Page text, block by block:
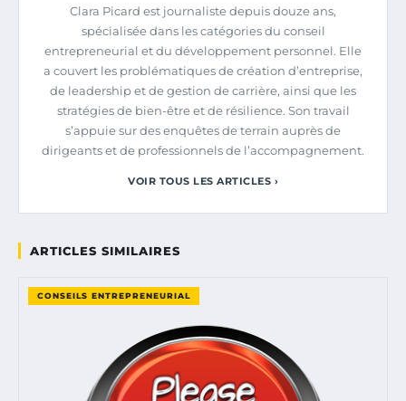
Clara Picard est journaliste depuis douze ans,
spécialisée dans les catégories du conseil
entrepreneurial et du développement personnel. Elle
a couvert les problématiques de création d’entreprise,
de leadership et de gestion de carrière, ainsi que les
stratégies de bien-être et de résilience. Son travail
s’appuie sur des enquêtes de terrain auprès de
dirigeants et de professionnels de l’accompagnement.
VOIR TOUS LES ARTICLES ›
ARTICLES SIMILAIRES
CONSEILS ENTREPRENEURIAL